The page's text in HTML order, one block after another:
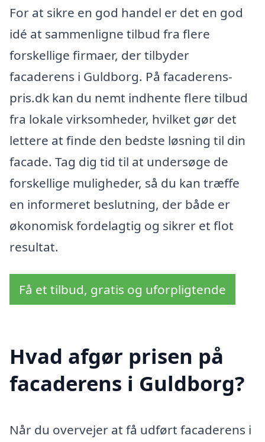
For at sikre en god handel er det en god
idé at sammenligne tilbud fra flere
forskellige firmaer, der tilbyder
facaderens i Guldborg. På facaderens-
pris.dk kan du nemt indhente flere tilbud
fra lokale virksomheder, hvilket gør det
lettere at finde den bedste løsning til din
facade. Tag dig tid til at undersøge de
forskellige muligheder, så du kan træffe
en informeret beslutning, der både er
økonomisk fordelagtig og sikrer et flot
resultat.
Få et tilbud, gratis og uforpligtende
Hvad afgør prisen på
facaderens i Guldborg?
Når du overvejer at få udført facaderens i